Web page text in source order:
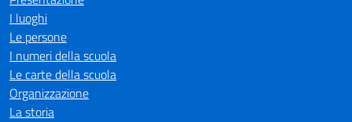
I luoghi
Le persone
I numeri della scuola
Le carte della scuola
Organizzazione
La storia